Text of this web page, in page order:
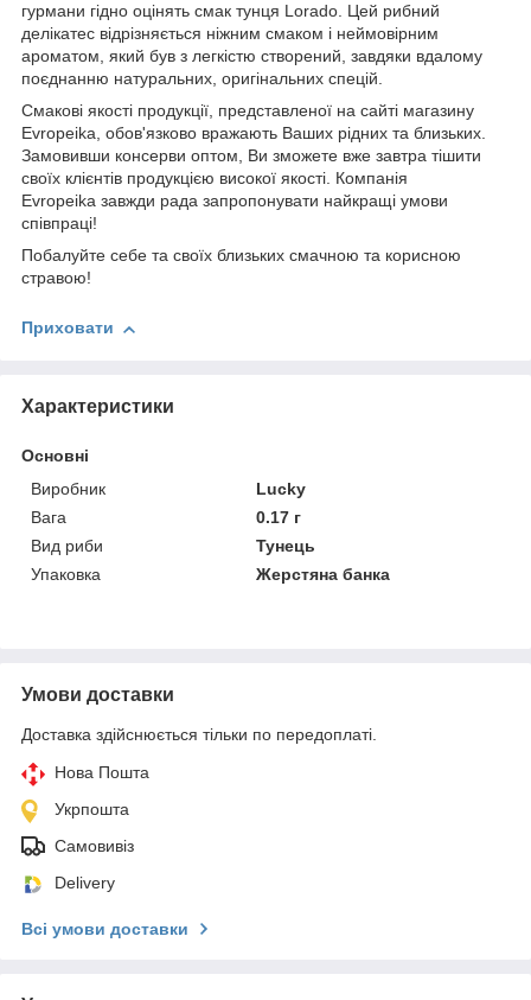
гурмани гідно оцінять смак тунця Lorado. Цей рибний
делікатес відрізняється ніжним смаком і неймовірним
ароматом, який був з легкістю створений, завдяки вдалому
поєднанню натуральних, оригінальних спецій.
Смакові якості продукції, представленої на сайті магазину
Evropeika, обов'язково вражають Ваших рідних та близьких.
Замовивши консерви оптом, Ви зможете вже завтра тішити
своїх клієнтів продукцією високої якості. Компанія
Evropeika завжди рада запропонувати найкращі умови
співпраці!
Побалуйте себе та своїх близьких смачною та корисною
стравою!
Приховати
Характеристики
Основні
Виробник
Lucky
Вага
0.17 г
Вид риби
Тунець
Упаковка
Жерстяна банка
Умови доставки
Доставка здійснюється тільки по передоплаті.
Нова Пошта
Укрпошта
Самовивіз
Delivery
Всі умови доставки